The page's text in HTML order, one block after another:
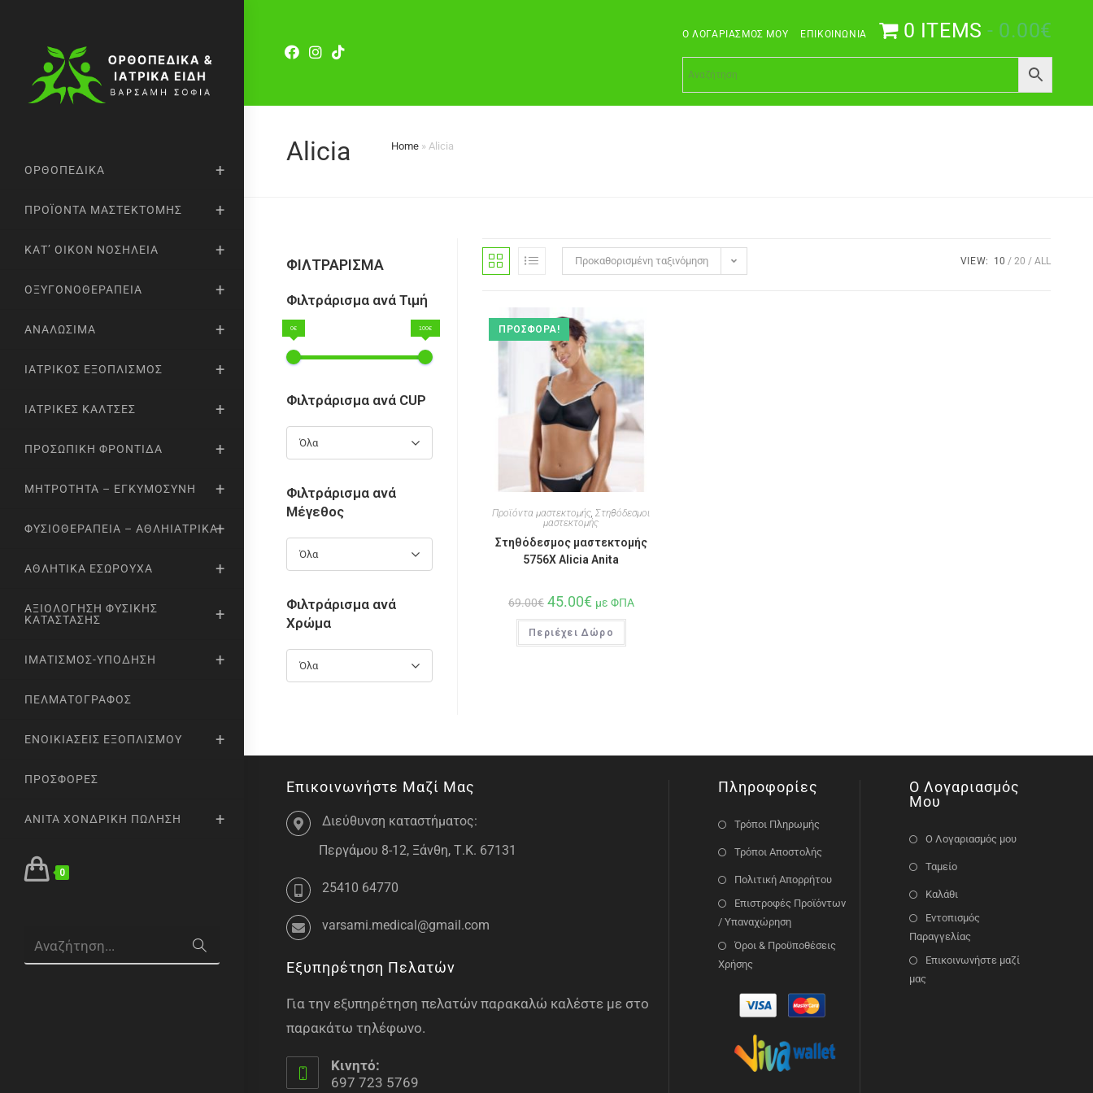
Ο ΛΟΓΑΡΙΑΣΜΌΣ ΜΟΥ ΕΠΙΚΟΙΝΩΝΊΑ 0 ITEMS 0.00€
ΟΡΘΟΠΕΔΙΚΆ
ΠΡΟΪΌΝΤΑ ΜΑΣΤΕΚΤΟΜΉΣ
ΚΑΤ’ ΟΊΚΟΝ ΝΟΣΗΛΕΊΑ
ΟΞΥΓΟΝΟΘΕΡΑΠΕΊΑ
ΑΝΑΛΏΣΙΜΑ
ΙΑΤΡΙΚΌΣ ΕΞΟΠΛΙΣΜΌΣ
ΙΑΤΡΙΚΈΣ ΚΆΛΤΣΕΣ
ΠΡΟΣΩΠΙΚΉ ΦΡΟΝΤΊΔΑ
ΜΗΤΡΌΤΗΤΑ – ΕΓΚΥΜΟΣΎΝΗ
ΦΥΣΙΟΘΕΡΑΠΕΊΑ – ΑΘΛΗΙΑΤΡΙΚΆ
ΑΘΛΗΤΙΚΆ ΕΣΏΡΟΥΧΑ
ΑΞΙΟΛΌΓΗΣΗ ΦΥΣΙΚΉΣ
ΚΑΤΆΣΤΑΣΗΣ
ΙΜΑΤΙΣΜΌΣ-ΥΠΌΔΗΣΗ
ΠΕΛΜΑΤΟΓΡΆΦΟΣ
ΕΝΟΙΚΙΆΣΕΙΣ ΕΞΟΠΛΙΣΜΟΎ
ΠΡΟΣΦΟΡΈΣ
ANITA ΧΟΝΔΡΙΚΉ ΠΏΛΗΣΗ
0
Αναζήτηση...
Alicia Home »Alicia
ΦΙΛΤΡΑΡΙΣΜΑ
Φιλτράρισμα ανά Τιμή
0€ 100€
Φιλτράρισμα ανά CUP
Όλα
Φιλτράρισμα ανά
Μέγεθος
Όλα
Φιλτράρισμα ανά
Χρώμα
Όλα
Προκαθορισμένη ταξινόμηση VIEW: 10 20 ALL
ΠΡΟΣΦΟΡΆ!
Προϊόντα μαστεκτομής, Στηθόδεσμοι
μαστεκτομής
Στηθόδεσμος μαστεκτομής
5756X Alicia Anita
69.00€ 45.00€ με ΦΠΑ
Περιέχει Δώρο
Επικοινωνήστε Μαζί Μας
Διεύθυνση καταστήματος:
Περγάμου 8-12, Ξάνθη, Τ.Κ. 67131
25410 64770
varsami.medical@gmail.com
Εξυπηρέτηση Πελατών
Για την εξυπηρέτηση πελατών παρακαλώ καλέστε με στο
παρακάτω τηλέφωνο.
Κινητό:
697 723 5769
Πληροφορίες
Τρόποι Πληρωμής
Τρόποι Αποστολής
Πολιτική Απορρήτου
Επιστροφές Προϊόντων
/ Υπαναχώρηση
Όροι & Προϋποθέσεις
Χρήσης
Ο Λογαριασμός
Μου
Ο Λογαριασμός μου
Ταμείο
Καλάθι
Εντοπισμός
Παραγγελίας
Επικοινωνήστε μαζί
μας